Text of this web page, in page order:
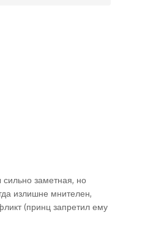
сильно заметная, но
излишне мнителен,
(принц запретил ему